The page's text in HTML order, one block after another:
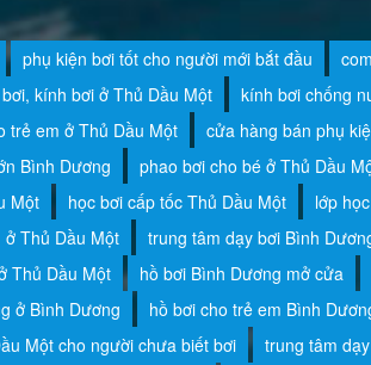
phụ kiện bơi tốt cho người mới bắt đầu
kính bơi ở Thủ Dầu Một
kính bơi chống
trẻ em ở Thủ Dầu Một
cửa hàng bán phụ
Bình Dương
phao bơi cho bé ở Thủ Dầu
Một
học bơi cấp tốc Thủ Dầu Một lớp
ở Thủ Dầu Một
trung tâm dạy bơi Bình
Thủ Dầu Một
hồ bơi Bình Dương mở cửa
ở Bình Dương
hồ bơi cho trẻ em Bình
Một cho người chưa biết bơi
trung tâm